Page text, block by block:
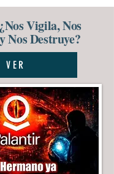
Vigila, Nos
Nos Destruye?
VER